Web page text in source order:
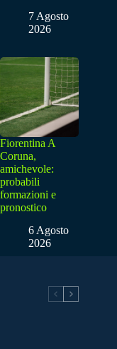
7 Agosto
2026
Fiorentina A
Coruna,
amichevole:
probabili
formazioni e
pronostico
6 Agosto
2026